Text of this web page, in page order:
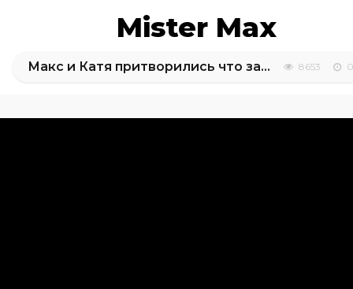
Mister Max
Макс и Катя притворились что заболели 8653